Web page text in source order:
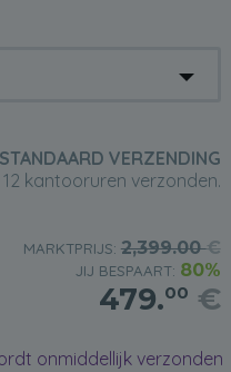
VERZENDING
kantooruren verzonden.
MARKTPRIJS: 2,399.00€
JIJ BESPAART: 80%
479.00 €
onmiddellijk verzonden